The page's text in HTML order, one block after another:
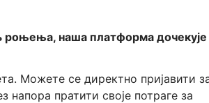
роњења, наша платформа дочекује
Можете се директно пријавити
напора пратити своје потраге за